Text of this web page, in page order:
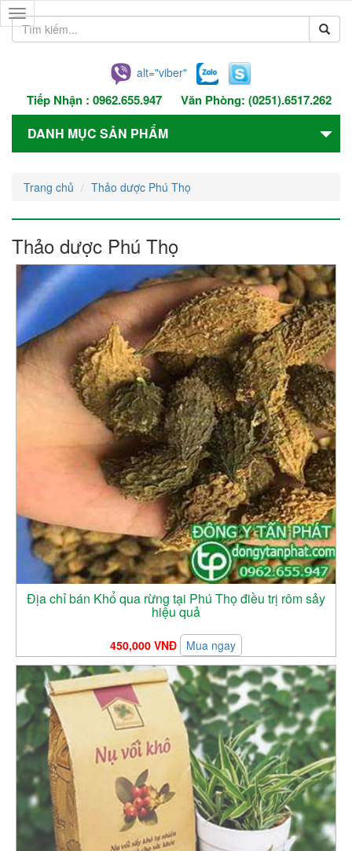
Tiếp Nhận :0962.655.947 Văn Phòng: (0251).6517.262
alt="viber"
Toggle
navigation
DANH MỤC SẢN PHẨM
Trang chủ Thảo dược Phú Thọ
Thảo dược Phú Thọ
Địa chỉ bán Khổ qua rừng tại Phú Thọ điều trị rôm sảy
hiệu quả
450,000 VNĐ Mua ngay